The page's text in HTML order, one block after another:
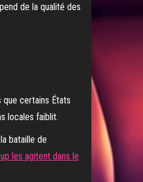
de la qualité des
que certains États
locales faiblit.
bataille de
les agitent dans le